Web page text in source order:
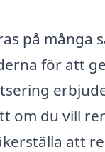
på många
för att
om du vill
att